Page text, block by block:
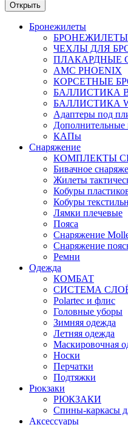
Открыть
Бронежилеты
БРОНЕЖИЛЕТЫ
ЧЕХЛЫ ДЛЯ
ПЛАКАРДНЫЕ
АМС PHOENIX
КОРСЕТНЫЕ
БАЛЛИСТИКА
БАЛЛИСТИКА
Адаптеры под
Дополнительные
КАПы
Снаряжение
КОМПЛЕКТЫ
Бивачное
Жилеты
Кобуры
Кобуры
Лямки плечевые
Пояса
Снаряжение
Снаряжение
Ремни
Одежда
КОМБАТ
СИСТЕМА
Polartec и флис
Головные уборы
Зимняя одежда
Летняя одежда
Маскировочная
Носки
Перчатки
Подтяжки
Рюкзаки
РЮКЗАКИ
Спины-каркасы
Аксессуары